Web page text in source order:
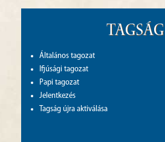
Tagság
Általános tagozat
Ifjúsági tagozat
Papi tagozat
Jelentkezés
Tagság újra aktiválása